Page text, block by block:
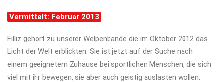
Vermittelt: Februar 2013
Filliz gehört zu unserer Welpenbande die im Oktober 2012 das
Licht der Welt erblickten. Sie ist jetzt auf der Suche nach
einem geeignetem Zuhause bei sportlichen Menschen, die sich
viel mit ihr bewegen, sie aber auch geistig auslasten wollen.